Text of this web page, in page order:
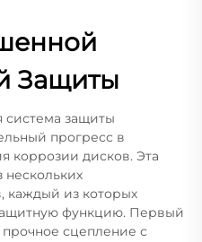
Защиты
система защиты
прогресс в
коррозии дисков. Эта
нескольких
каждый из которых
функцию. Первый
прочное сцепление с